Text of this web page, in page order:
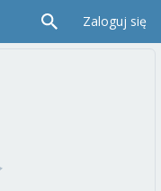
Zaloguj się